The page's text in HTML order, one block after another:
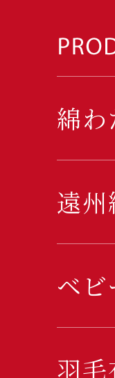
綿わ
遠
ベビ
羽毛